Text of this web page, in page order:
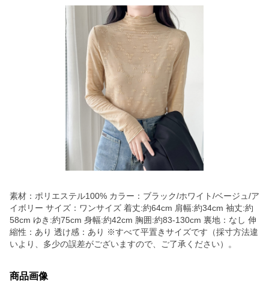
素材：ポリエステル100% カラー：ブラック/ホワイト/ベージュ/ア
イボリー サイズ：ワンサイズ 着丈:約64cm 肩幅:約34cm 袖丈:約
58cm ゆき:約75cm 身幅:約42cm 胸囲:約83-130cm 裏地：なし 伸
縮性：あり 透け感：あり ※すべて平置きサイズです（採寸方法違
いより、多少の誤差がございますので、ご了承ください）。
商品画像